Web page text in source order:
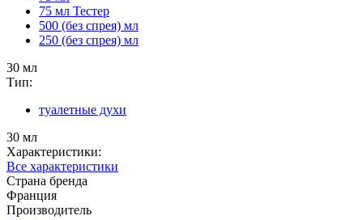
75 мл Тестер
500 (без спрея) мл
250 (без спрея) мл
30 мл
Тип:
туалетные духи
30 мл
Характеристики:
Все характеристики
Страна бренда
Франция
Производитель